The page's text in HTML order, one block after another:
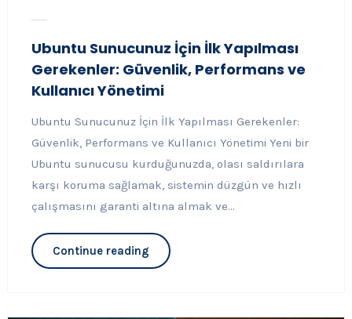
Ubuntu Sunucunuz İçin İlk Yapılması
Gerekenler: Güvenlik, Performans ve
Kullanıcı Yönetimi
Ubuntu Sunucunuz İçin İlk Yapılması Gerekenler:
Güvenlik, Performans ve Kullanıcı Yönetimi Yeni bir
Ubuntu sunucusu kurduğunuzda, olası saldırılara
karşı koruma sağlamak, sistemin düzgün ve hızlı
çalışmasını garanti altına almak ve...
Continue reading